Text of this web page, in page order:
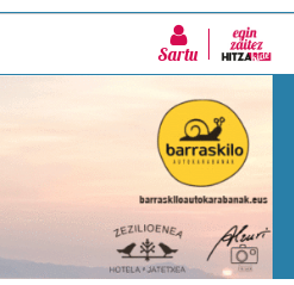
Sartu